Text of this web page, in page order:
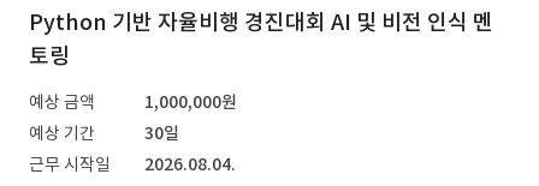
Python 기반 자율비행 경진대회 AI 및 비전 인식 멘
토링
예상 금액
1,000,000원
예상 기간
30일
근무 시작일
2026.08.04.